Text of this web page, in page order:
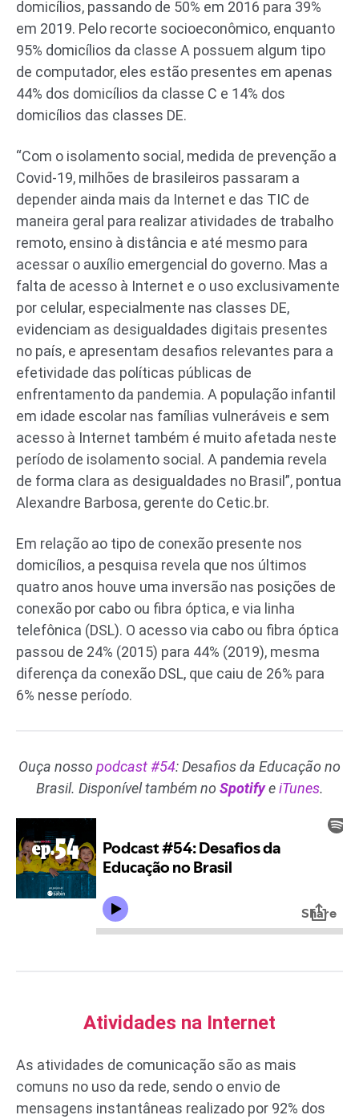
domicílios, passando de 50% em 2016 para 39%
em 2019. Pelo recorte socioeconômico, enquanto
95% domicílios da classe A possuem algum tipo
de computador, eles estão presentes em apenas
44% dos domicílios da classe C e 14% dos
domicílios das classes DE.
“Com o isolamento social, medida de prevenção a
Covid-19, milhões de brasileiros passaram a
depender ainda mais da Internet e das TIC de
maneira geral para realizar atividades de trabalho
remoto, ensino à distância e até mesmo para
acessar o auxílio emergencial do governo. Mas a
falta de acesso à Internet e o uso exclusivamente
por celular, especialmente nas classes DE,
evidenciam as desigualdades digitais presentes
no país, e apresentam desafios relevantes para a
efetividade das políticas públicas de
enfrentamento da pandemia. A população infantil
em idade escolar nas famílias vulneráveis e sem
acesso à Internet também é muito afetada neste
período de isolamento social. A pandemia revela
de forma clara as desigualdades no Brasil”, pontua
Alexandre Barbosa, gerente do Cetic.br.
Em relação ao tipo de conexão presente nos
domicílios, a pesquisa revela que nos últimos
quatro anos houve uma inversão nas posições de
conexão por cabo ou fibra óptica, e via linha
telefônica (DSL). O acesso via cabo ou fibra óptica
passou de 24% (2015) para 44% (2019), mesma
diferença da conexão DSL, que caiu de 26% para
6% nesse período.
Ouça nosso podcast #54: Desafios da Educação no
Brasil. Disponível também no Spotify eiTunes.
Atividades na Internet
As atividades de comunicação são as mais
comuns no uso da rede, sendo o envio de
mensagens instantâneas realizado por 92% dos